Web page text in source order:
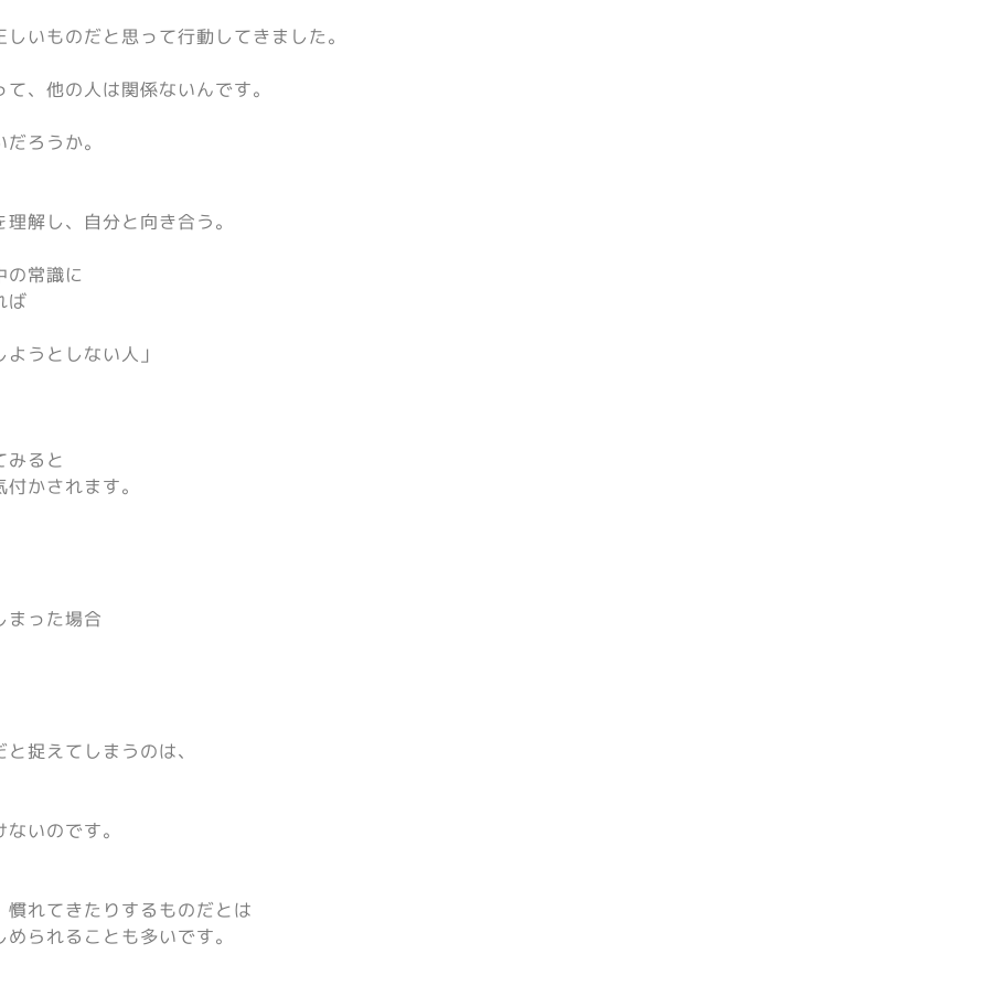
いものだと思って行動してきました。
、他の人は関係ないんです。
ろうか。
解し、自分と向き合う。
の常識に
ば
うとしない人」
みると
かされます。
まった場合
捉えてしまうのは、
いのです。
れてきたりするものだとは
られることも多いです。